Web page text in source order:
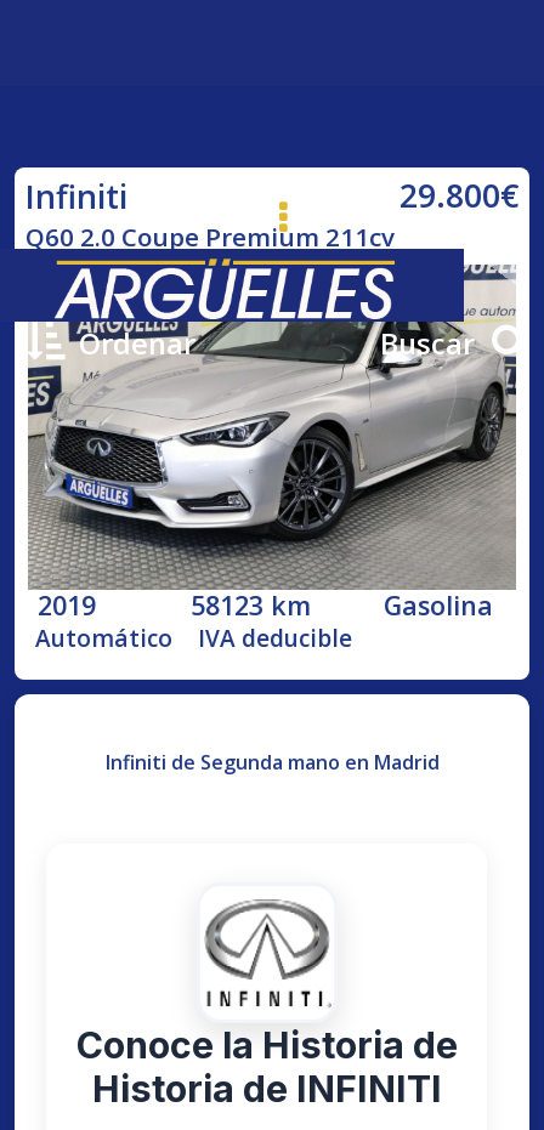
Ordenar Buscar
Infiniti 29.800€
Q60 2.0 Coupe Premium 211cv
2019 58123 km Gasolina
Automático IVA deducible
Infiniti de Segunda mano en Madrid
Conoce la Historia de
Historia de INFINITI